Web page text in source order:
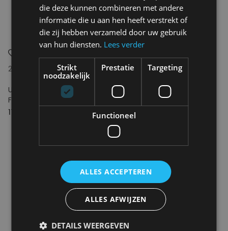
24Bottles
Urban Bottle 250ml Ocean
Friends
17.00€
24Bottles
Clima Bottle 330ml Ocean
Friends
29.00€
die deze kunnen combineren met andere
informatie die u aan hen heeft verstrekt of
die zij hebben verzameld door uw gebruik
van hun diensten. Lees verder
Strikt
noodzakelijk
Prestatie Targeting
Functioneel
ALLES ACCEPTEREN
ALLES AFWIJZEN
DETAILS WEERGEVEN